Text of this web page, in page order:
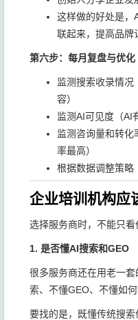
这样做的好处是，
联起来，提高品牌
第六步：每月复盘与优化
监测搜索收录情况
容）
监测AI可见度（AI
监测咨询量和转化
率最高）
根据数据调整策略
企业培训机构应
选择服务商时，不能只看
1. 是否懂AI搜索和GEO
很多服务商还在用老一
索、不懂GEO、不懂如
要找的是，既懂传统搜